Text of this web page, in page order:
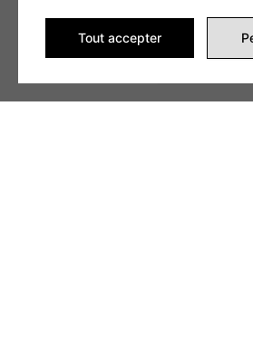
vous consentez à partager vos informations
Tout accepter